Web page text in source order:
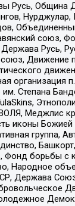
Община
союз,
Русь,
Движение
организация
Степана
Меджлис
иконы
группа,
Фонд борьбы
Народное
Держава